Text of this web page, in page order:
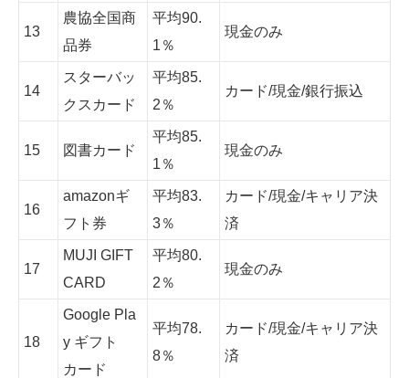
13
農協全国商
品券
平均90.
1％
現金のみ
14
スターバッ
クスカード
平均85.
2％
カード/現金/銀行振込
15 図書カード
平均85.
1％
現金のみ
16
amazonギ
フト券
平均83.
3％
カード/現金/キャリア決
済
17
MUJI GIFT
CARD
平均80.
2％
現金のみ
18
Google Pla
y ギフト
カード
平均78.
8％
カード/現金/キャリア決
済